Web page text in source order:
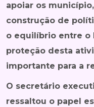
apoiar os
construção de
o equilíbrio entre o
proteção desta
importante para a
O secretário
ressaltou o papel